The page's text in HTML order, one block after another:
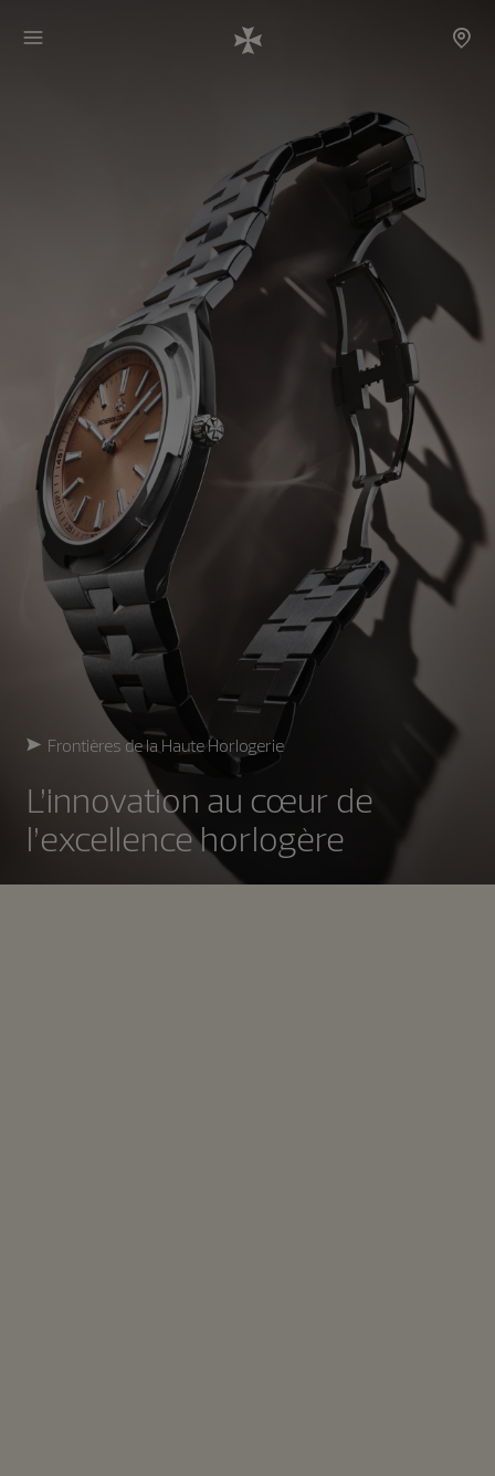
Frontières de la Haute Horlogerie
L’innovation au cœur de
l’excellence horlogère